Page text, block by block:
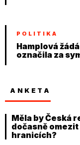
POLITIKA
Hamplová
označila za
ANKETA
Měla by Česká
dočasně
hranicích?